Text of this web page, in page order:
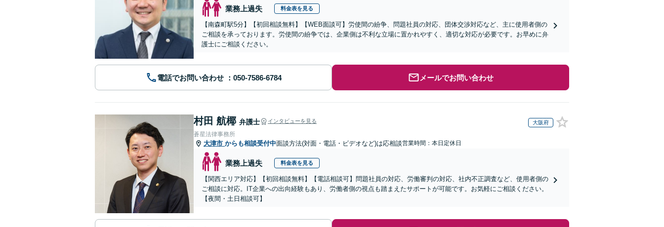
業務上過失 料金表を見る
【南森町駅5分】【初回相談無料】【WEB面談可】労使間の紛争、問題社員の対応、団体交渉対応など、主に使用者側の
ご相談を承っております。労使間の紛争では、企業側は不利な立場に置かれやすく、適切な対応が必要です。お早めに弁
護士にご相談ください。
電話でお問い合わせ メールでお問い合わせ
村田 航椰 弁護士 インタビューを見る 大阪府
蒼星法律事務所
大津市 からも相談受付中面談方法(対面・電話・ビデオなど)は応相談営業時間：本日定休日
業務上過失 料金表を見る
【関西エリア対応】【初回相談無料】【電話相談可】問題社員の対応、労働審判の対応、社内不正調査など、使用者側の
ご相談に対応。IT企業への出向経験もあり、労働者側の視点も踏まえたサポートが可能です。お気軽にご相談ください。
【夜間・土日相談可】